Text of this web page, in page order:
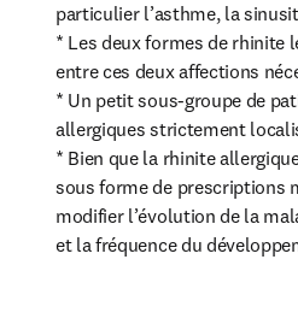
particulier l’asthme, la
* Les deux formes de
entre ces deux affections
* Un petit sous-groupe de
allergiques strictement
* Bien que la rhinite
sous forme de prescriptions
modifier l’évolution de la
et la fréquence du